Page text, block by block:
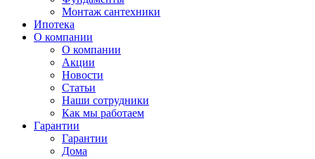
Монтаж сантехники
Ипотека
О компании
О компании
Акции
Новости
Статьи
Наши сотрудники
Как мы работаем
Гарантии
Гарантии
Дома